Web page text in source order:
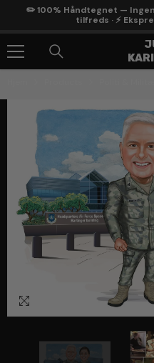
Gå Til Indhold
✏️ 100% Håndtegnet —
tilfreds · ⚡